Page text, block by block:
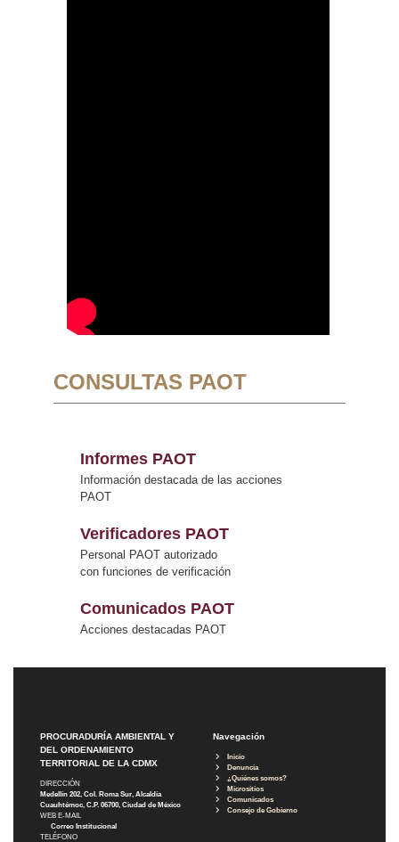
CONSULTAS PAOT
Informes PAOT
Información destacada de las acciones
PAOT
Verificadores PAOT
Personal PAOT autorizado
con funciones de verificación
Comunicados PAOT
Acciones destacadas PAOT
PROCURADURÍA AMBIENTAL Y
DEL ORDENAMIENTO
TERRITORIAL DE LA CDMX
DIRECCIÓN
Medellín 202, Col. Roma Sur, Alcaldía
Cuauhtémoc, C.P. 06700, Ciudad de México
WEB E-MAIL
Correo Institucional
TELÉFONO
Navegación
Inicio
Denuncia
¿Quiénes somos?
Micrositios
Comunicados
Consejo de Gobierno